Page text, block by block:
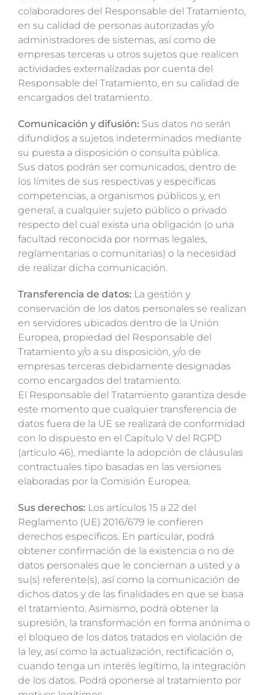
colaboradores del Responsable del Tratamiento,
en su calidad de personas autorizadas y/o
administradores de sistemas, así como de
empresas terceras u otros sujetos que realicen
actividades externalizadas por cuenta del
Responsable del Tratamiento, en su calidad de
encargados del tratamiento.
Comunicación y difusión: Sus datos no serán
difundidos a sujetos indeterminados mediante
su puesta a disposición o consulta pública.
Sus datos podrán ser comunicados, dentro de
los límites de sus respectivas y específicas
competencias, a organismos públicos y, en
general, a cualquier sujeto público o privado
respecto del cual exista una obligación (o una
facultad reconocida por normas legales,
reglamentarias o comunitarias) o la necesidad
de realizar dicha comunicación.
Transferencia de datos: La gestión y
conservación de los datos personales se realizan
en servidores ubicados dentro de la Unión
Europea, propiedad del Responsable del
Tratamiento y/o a su disposición, y/o de
empresas terceras debidamente designadas
como encargados del tratamiento.
El Responsable del Tratamiento garantiza desde
este momento que cualquier transferencia de
datos fuera de la UE se realizará de conformidad
con lo dispuesto en el Capítulo V del RGPD
(artículo 46), mediante la adopción de cláusulas
contractuales tipo basadas en las versiones
elaboradas por la Comisión Europea.
Sus derechos: Los artículos 15 a 22 del
Reglamento (UE) 2016/679 le confieren
derechos específicos. En particular, podrá
obtener confirmación de la existencia o no de
datos personales que le conciernan a usted y a
su(s) referente(s), así como la comunicación de
dichos datos y de las finalidades en que se basa
el tratamiento. Asimismo, podrá obtener la
supresión, la transformación en forma anónima o
el bloqueo de los datos tratados en violación de
la ley, así como la actualización, rectificación o,
cuando tenga un interés legítimo, la integración
de los datos. Podrá oponerse al tratamiento por